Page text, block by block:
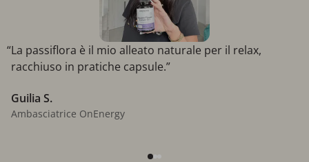
“La passiflora è il mio alleato naturale per il relax,
racchiuso in pratiche capsule.”
Guilia S.
Ambasciatrice OnEnergy